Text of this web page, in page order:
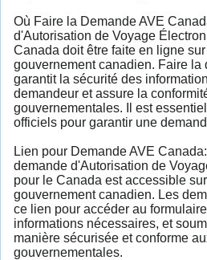
Où Faire la Demande AVE
d'Autorisation de Voyage
Canada doit être faite en ligne
gouvernement canadien. Faire la
garantit la sécurité des
demandeur et assure la
gouvernementales. Il est
officiels pour garantir une
Lien pour Demande AVE
demande d'Autorisation de
pour le Canada est accessible
gouvernement canadien. Les
ce lien pour accéder au
informations nécessaires, et
manière sécurisée et conforme
gouvernementales.